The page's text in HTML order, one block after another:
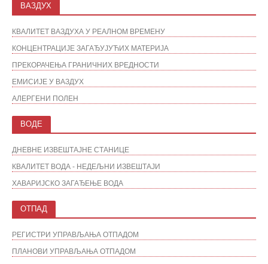
ВАЗДУХ
КВАЛИТЕТ ВАЗДУХА У РЕАЛНОМ ВРЕМЕНУ
КОНЦЕНТРАЦИЈЕ ЗАГАЂУЈУЋИХ МАТЕРИЈА
ПРЕКОРАЧЕЊА ГРАНИЧНИХ ВРЕДНОСТИ
ЕМИСИЈЕ У ВАЗДУХ
АЛЕРГЕНИ ПОЛЕН
ВОДЕ
ДНЕВНЕ ИЗВЕШТАЈНЕ СТАНИЦЕ
КВАЛИТЕТ ВОДА - НЕДЕЉНИ ИЗВЕШТАЈИ
ХАВАРИЈСКО ЗАГАЂЕЊЕ ВОДА
ОТПАД
РЕГИСТРИ УПРАВЉАЊА ОТПАДОМ
ПЛАНОВИ УПРАВЉАЊА ОТПАДОМ